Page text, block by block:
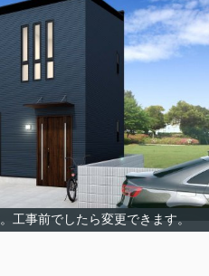
工事前でしたら変更できます。